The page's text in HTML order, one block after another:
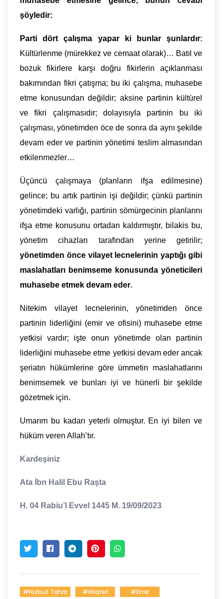
şöyledir:
Parti dört çalışma yapar ki bunlar şunlardır:
Kültürlenme (mürekkez ve cemaat olarak)… Batıl ve
bozuk fikirlere karşı doğru fikirlerin açıklanması
bakımından fikri çatışma; bu iki çalışma, muhasebe
etme konusundan değildir; aksine partinin kültürel
ve fikri çalışmasıdır; dolayısıyla partinin bu iki
çalışması, yönetimden öce de sonra da aynı şekilde
devam eder ve partinin yönetimi teslim almasından
etkilenmezler…
Üçüncü çalışmaya (planların ifşa edilmesine)
gelince; bu artık partinin işi değildir; çünkü partinin
yönetimdeki varlığı, partinin sömürgecinin planlarını
ifşa etme konusunu ortadan kaldırmıştır, bilakis bu,
yönetim cihazları tarafından yerine getirilir;
yönetimden önce vilayet lecnelerinin yaptığı gibi
maslahatları benimseme konusunda yöneticileri
muhasebe etmek devam eder.
Nitekim vilayet lecnelerinin, yönetimden önce
partinin liderliğini (emir ve ofisini) muhasebe etme
yetkisi vardır; işte onun yönetimde olan partinin
liderliğini muhasebe etme yetkisi devam eder ancak
şeriatın hükümlerine göre ümmetin maslahatlarını
benimsemek ve bunları iyi ve hünerli bir şekilde
gözetmek için.
Umarım bu kadarı yeterli olmuştur. En iyi bilen ve
hüküm veren Allah’tır.
Kardeşiniz
Ata İbn Halil Ebu Raşta
H. 04 Rabiu’l Evvel 1445 M. 19/09/2023
#Hizbut Tahrir #Hilafet
#Emir